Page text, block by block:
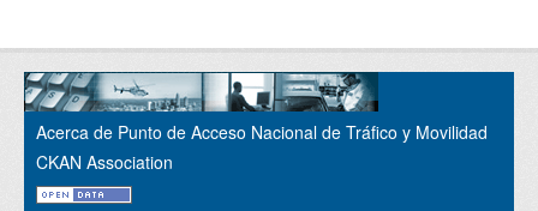
Acerca de Punto de Acceso Nacional de Tráfico y Movilidad
CKAN Association